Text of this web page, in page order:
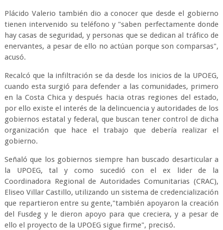
Plácido Valerio también dio a conocer que desde el gobierno
tienen intervenido su teléfono y "saben perfectamente donde
hay casas de seguridad, y personas que se dedican al tráfico de
enervantes, a pesar de ello no actúan porque son comparsas",
acusó.
Recalcó que la infiltración se da desde los inicios de la UPOEG,
cuando esta surgió para defender a las comunidades, primero
en la Costa Chica y después hacia otras regiones del estado,
por ello existe el interés de la delincuencia y autoridades de los
gobiernos estatal y federal, que buscan tener control de dicha
organización que hace el trabajo que debería realizar el
gobierno.
Señaló que los gobiernos siempre han buscado desarticular a
la UPOEG, tal y como sucedió con el ex lider de la
Coordinadora Regional de Autoridades Comunitarias (CRAC),
Eliseo Villar Castillo, utilizando un sistema de credencialización
que repartieron entre su gente,"también apoyaron la creación
del Fusdeg y le dieron apoyo para que creciera, y a pesar de
ello el proyecto de la UPOEG sigue firme", precisó.